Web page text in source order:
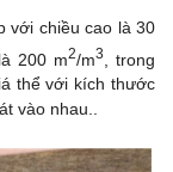
với chiều cao là 30
200 m2/m3
, trong
thể với kích thước
vào nhau..